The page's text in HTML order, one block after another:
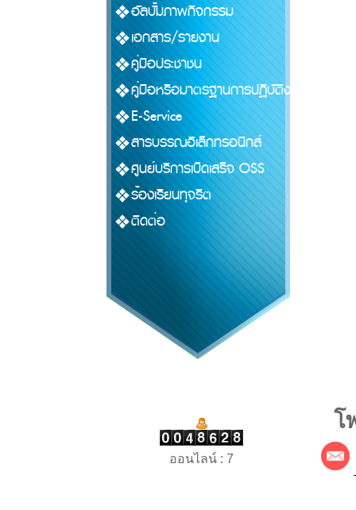
อัลบั้มภาพกิจกรรม
เอกสาร/รายงาน
คู่มือประชาชน
คู่มือหรือมาตรฐานการปฏิบัติงาน
E-Service
สารบรรณอิเล็กทรอนิกส์
ศูนย์บริการเบ็ดเสร็จ OSS
ร้องเรียนทุจริต
ติดต่อ
ออนไลน์ : 7
โ